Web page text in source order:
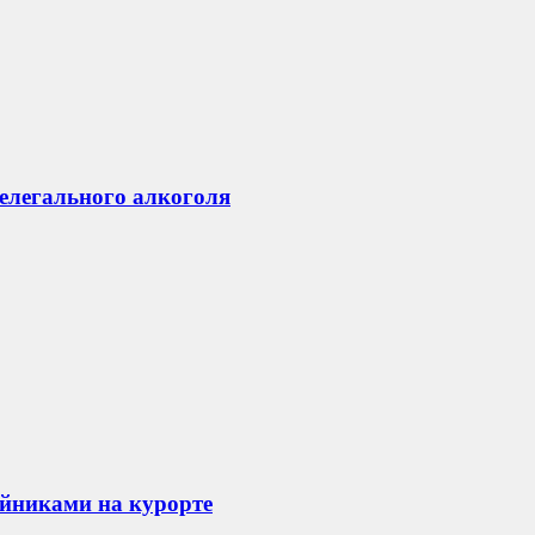
алкоголя
на курорте